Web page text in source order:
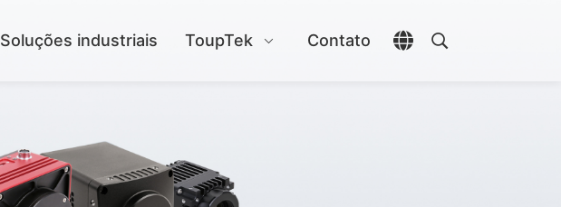
Soluções industriais ToupTek Contato
Abrir seletor de
Abrir pesquisa